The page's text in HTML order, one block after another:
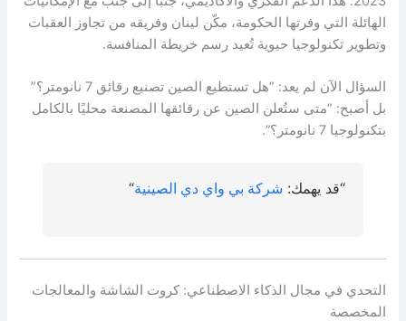
الهائلة التي وفرتها الحكومة، مكّن لينان وفريقه من تجاوز العقبات
وتطوير تكنولوجيا حيوية تُعيد رسم خريطة المنافسة.
السؤال الآن لم يعد: “هل تستطيع الصين تصنيع رقائق 7 نانومتر؟”
بل أصبح: “متى ستُعلن الصين عن رقائقها المصنعة محليًا بالكامل
بتكنولوجيا 7 نانومتر؟”.
“قد يهمك: شركة بي واي دي الصينية“
التحدي في مجال الذكاء الاصطناعي: كروت الشاشة والمعالجات
المخصصة